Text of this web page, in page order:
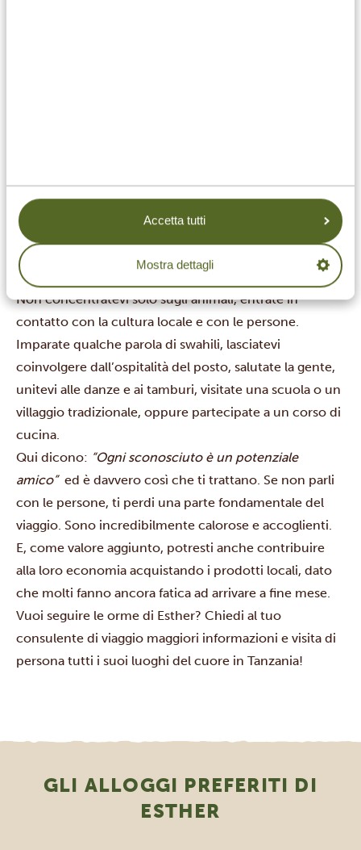
Accetta tutti
Mostra dettagli
corsi d’acqua. Si avvistano meno animali, ma io adoro
la giungla.
Domanda bonus: C’è un consiglio che dai sempre agli
ospiti prima che raggiungano la Tanzania? Ti va di
condividerlo con i lettori?
Non concentratevi solo sugli animali, entrate in
contatto con la cultura locale e con le persone.
Imparate qualche parola di swahili, lasciatevi
coinvolgere dall’ospitalità del posto, salutate la gente,
unitevi alle danze e ai tamburi, visitate una scuola o un
villaggio tradizionale, oppure partecipate a un corso di
cucina.
Qui dicono: “Ogni sconosciuto è un potenziale
amico”ed è davvero così che ti trattano. Se non parli
con le persone, ti perdi una parte fondamentale del
viaggio. Sono incredibilmente calorose e accoglienti.
E, come valore aggiunto, potresti anche contribuire
alla loro economia acquistando i prodotti locali, dato
che molti fanno ancora fatica ad arrivare a fine mese.
Vuoi seguire le orme di Esther? Chiedi al tuo
consulente di viaggio maggiori informazioni e visita di
persona tutti i suoi luoghi del cuore in Tanzania!
GLI ALLOGGI PREFERITI DI
ESTHER